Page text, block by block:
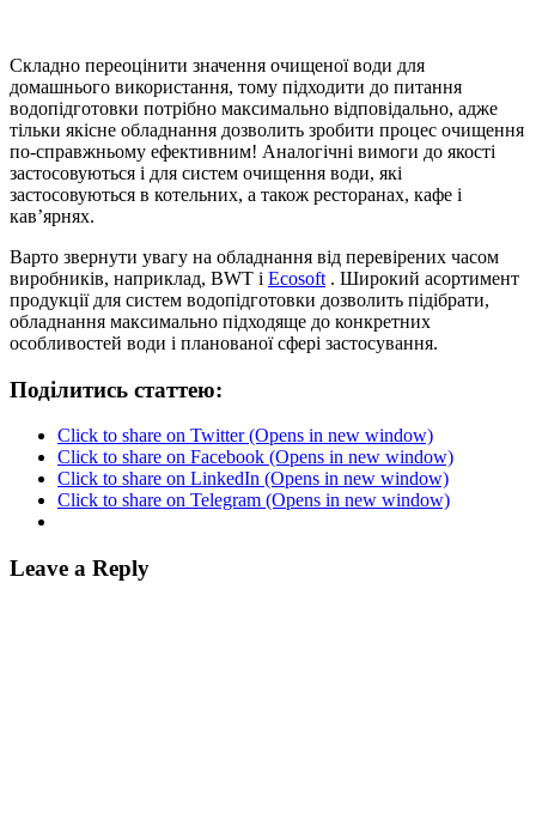
Складно переоцінити значення очищеної води для
домашнього використання, тому підходити до питання
водопідготовки потрібно максимально відповідально, адже
тільки якісне обладнання дозволить зробити процес очищення
по-справжньому ефективним! Аналогічні вимоги до якості
застосовуються і для систем очищення води, які
застосовуються в котельних, а також ресторанах, кафе і
кав’ярнях.
Варто звернути увагу на обладнання від перевірених часом
виробників, наприклад, BWT і Ecosoft . Широкий асортимент
продукції для систем водопідготовки дозволить підібрати,
обладнання максимально підходяще до конкретних
особливостей води і планованої сфері застосування.
Поділитись статтею:
Click to share on Twitter (Opens in new window)
Click to share on Facebook (Opens in new window)
Click to share on LinkedIn (Opens in new window)
Click to share on Telegram (Opens in new window)
Leave a Reply